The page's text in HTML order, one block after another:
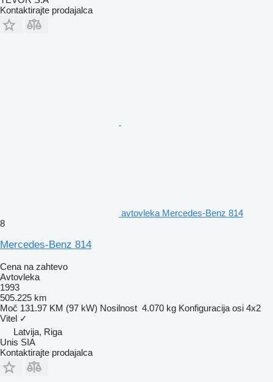
Kontaktirajte prodajalca
avtovleka Mercedes-Benz 814
8
Mercedes-Benz 814
Cena na zahtevo
Avtovleka
1993
505.225 km
Moč 131.97 KM (97 kW) Nosilnost 4.070 kg Konfiguracija osi 4x2
Vitel ✓
Latvija, Riga
Unis SIA
Kontaktirajte prodajalca